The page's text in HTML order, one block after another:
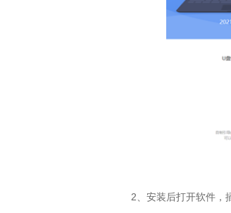
2、安装后打开软件，